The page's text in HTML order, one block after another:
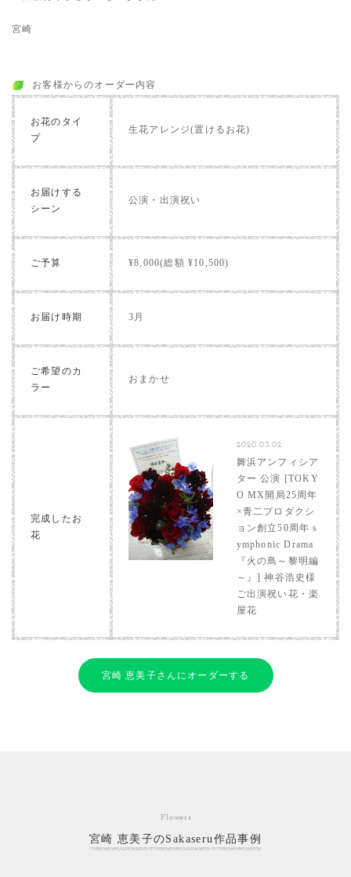
宮崎
お客様からのオーダー内容
お花のタイ
プ
生花アレンジ(置けるお花)
お届けする
シーン
公演・出演祝い
ご予算 ¥8,000(総額 ¥10,500)
お届け時期 3月
ご希望のカ
ラー
おまかせ
完成したお
花
2020.03.02
舞浜アンフィシア
ター 公演 [TOKY
O MX開局25周年
×青二プロダクシ
ョン創立50周年 s
ymphonic Drama
『火の鳥～黎明編
～』] 神谷浩史様
ご出演祝い花・楽
屋花
宮崎 恵美子さんにオーダーする
Flowers
宮崎 恵美子のSakaseru作品事例